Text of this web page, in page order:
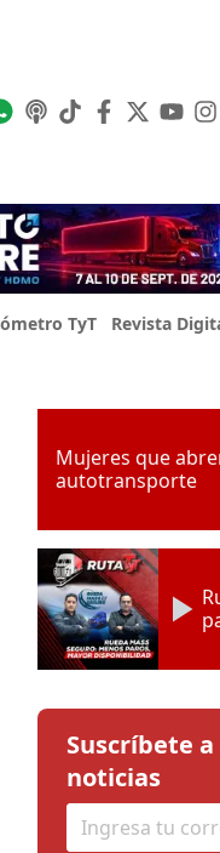
TyT Revista
Mujeres que
autotransporte
Suscríbete
noticias